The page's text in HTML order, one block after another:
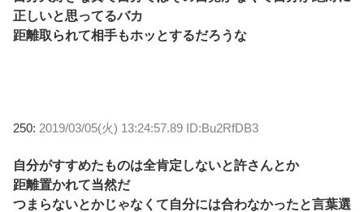
正しいと思ってるバカ
距離取られて相手もホッとするだろうな
250: 2019/03/05(火) 13:24:57.89 ID:Bu2RfDB3
自分がすすめたものは全肯定しないと許さんとか
距離置かれて当然だ
つまらないとかじゃなくて自分には合わなかったと言葉選